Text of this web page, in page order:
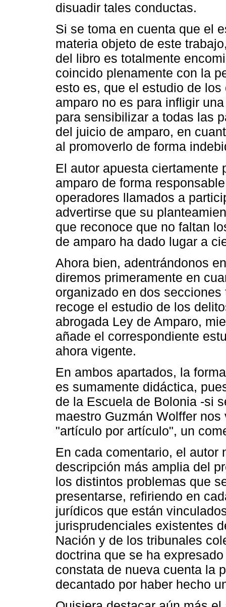
disuadir tales conductas.
Si se toma en cuenta que el
materia objeto de este
del libro es totalmente
coincido plenamente con la
esto es, que el estudio de
amparo no es para infligir
para sensibilizar a todas las
del juicio de amparo, en
al promoverlo de forma
El autor apuesta
amparo de forma
operadores llamados a
advertirse que su
que reconoce que no faltan
de amparo ha dado lugar a
Ahora bien, adentrándonos
diremos primeramente en
organizado en dos
recoge el estudio de los
abrogada Ley de Amparo,
añade el correspondiente
ahora vigente.
En ambos apartados, la
es sumamente didáctica,
de la Escuela de Bolonia -si
maestro Guzmán Wolffer
"artículo por artículo", un
En cada comentario, el autor
descripción más amplia del
los distintos problemas que
presentarse, refiriendo en
jurídicos que están
jurisprudenciales existentes
Nación y de los tribunales
doctrina que se ha
constata de nueva cuenta la
decantado por haber hecho